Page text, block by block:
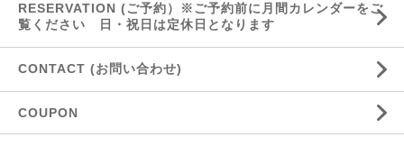
RESERVATION (ご予約）※ご予約前に月間カレンダーをご
覧ください 日・祝日は定休日となります
CONTACT (お問い合わせ)
COUPON